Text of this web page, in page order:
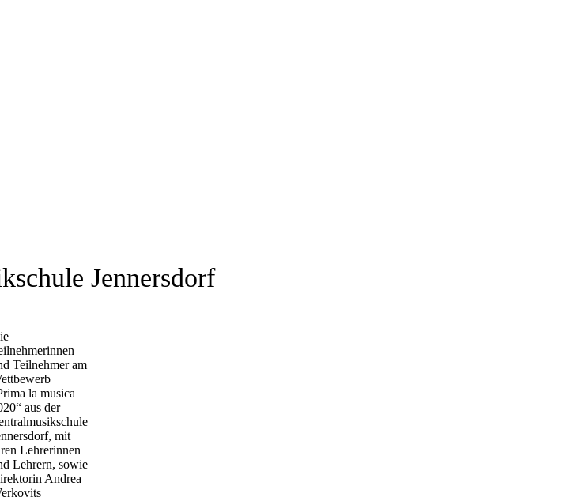
Jennersdorf
Teilnehmer am
la musica
aus der
mit
Lehrerinnen
Lehrern, sowie
Andrea